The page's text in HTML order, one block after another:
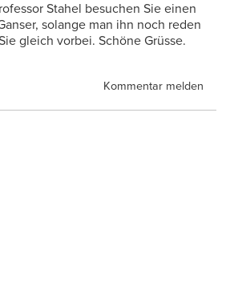
Stahel besuchen Sie einen
solange man ihn noch reden
gleich vorbei. Schöne Grüsse.
Kommentar melden